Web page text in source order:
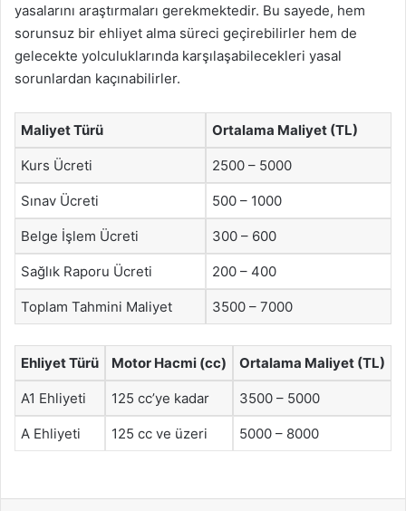
yasalarını araştırmaları gerekmektedir. Bu sayede, hem
sorunsuz bir ehliyet alma süreci geçirebilirler hem de
gelecekte yolculuklarında karşılaşabilecekleri yasal
sorunlardan kaçınabilirler.
Maliyet Türü Ortalama Maliyet (TL)
Kurs Ücreti 2500 – 5000
Sınav Ücreti 500 – 1000
Belge İşlem Ücreti 300 – 600
Sağlık Raporu Ücreti 200 – 400
Toplam Tahmini Maliyet 3500 – 7000
Ehliyet Türü Motor Hacmi (cc) Ortalama Maliyet (TL)
A1 Ehliyeti 125 cc’ye kadar 3500 – 5000
A Ehliyeti 125 cc ve üzeri 5000 – 8000